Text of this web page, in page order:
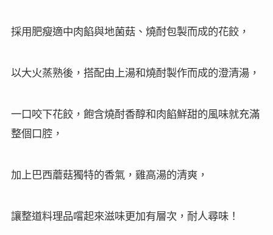
採用肥瘦適中肉餡與地菌菇、燒酎包製而成的花餃，
以大火蒸熟後，搭配由上湯和燒酎製作而成的澄清湯，
一口咬下花餃，飽含燒酎香醇和肉餡鮮甜的風味就充滿
整個口腔，
加上巴西蘑菇獨特的香氣，雞高湯的清爽，
讓整道料理品嚐起來滋味更加有層次，耐人尋味！